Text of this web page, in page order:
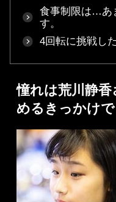
食事制限は…あ
す。
4回転に挑戦し
憧れは荒川静
めるきっかけで